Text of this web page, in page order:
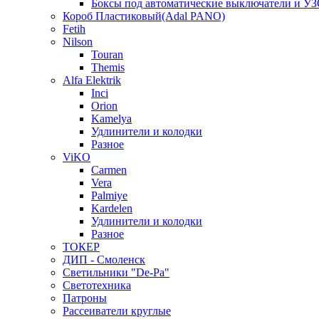
Боксы под автоматические выключатели и
Короб Пластиковый(Adal PANO)
Fetih
Nilson
Touran
Themis
Alfa Elektrik
Inci
Orion
Kamelya
Удлинители и колодки
Разное
ViKO
Carmen
Vera
Palmiye
Kardelen
Удлинители и колодки
Разное
ТОКЕР
ДИП - Смоленск
Светильники "De-Pa"
Светотехника
Патроны
Рассеиватели круглые